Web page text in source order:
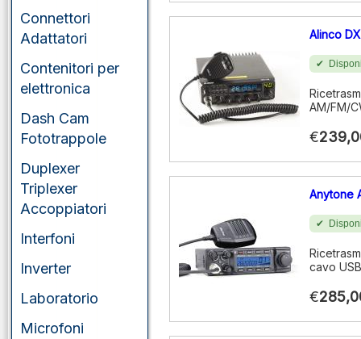
Connettori
Adattatori
Contenitori per
elettronica
Dash Cam
Fototrappole
Duplexer
Triplexer
Accoppiatori
Interfoni
Inverter
Laboratorio
Microfoni
Alinco
AM/FM/
€
Anytone
cavo
€